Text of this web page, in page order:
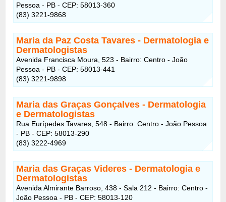
Pessoa - PB - CEP: 58013-360
(83) 3221-9868
Maria da Paz Costa Tavares- Dermatologia e
Dermatologistas
Avenida Francisca Moura, 523 - Bairro: Centro - João
Pessoa - PB - CEP: 58013-441
(83) 3221-9898
Maria das Graças Gonçalves- Dermatologia
e Dermatologistas
Rua Eurípedes Tavares, 548 - Bairro: Centro - João Pessoa
- PB - CEP: 58013-290
(83) 3222-4969
Maria das Graças Videres- Dermatologia e
Dermatologistas
Avenida Almirante Barroso, 438 - Sala 212 - Bairro: Centro -
João Pessoa - PB - CEP: 58013-120